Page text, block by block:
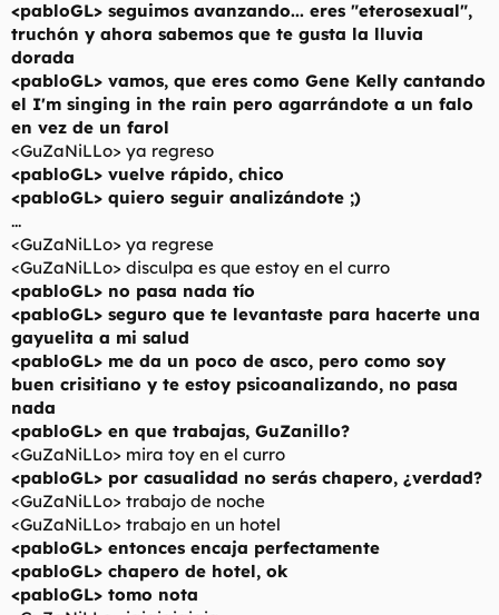
<pabloGL> seguimos avanzando... eres "eterosexual",
truchón y ahora sabemos que te gusta la lluvia
dorada
<pabloGL> vamos, que eres como Gene Kelly cantando
el I'm singing in the rain pero agarrándote a un falo
en vez de un farol
<GuZaNiLLo> ya regreso
<pabloGL> vuelve rápido, chico
<pabloGL> quiero seguir analizándote ;)
...
<GuZaNiLLo> ya regrese
<GuZaNiLLo> disculpa es que estoy en el curro
<pabloGL> no pasa nada tío
<pabloGL> seguro que te levantaste para hacerte una
gayuelita a mi salud
<pabloGL> me da un poco de asco, pero como soy
buen crisitiano y te estoy psicoanalizando, no pasa
nada
<pabloGL> en que trabajas, GuZanillo?
<GuZaNiLLo> mira toy en el curro
<pabloGL> por casualidad no serás chapero, ¿verdad?
<GuZaNiLLo> trabajo de noche
<GuZaNiLLo> trabajo en un hotel
<pabloGL> entonces encaja perfectamente
<pabloGL> chapero de hotel, ok
<pabloGL> tomo nota